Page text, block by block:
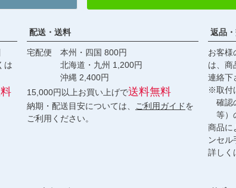
は
配送・送料
宅配便 本州・四国 800円
北海道・九州 1,200円
沖縄 2,400円
15,000円以上お買い上げで送料無料
納期・配送目安については、 ご利用ガイドを
ご利用ください。
返品
お客様
は、商
連絡下
※取付
確認
等）
商品に
ンセル
詳しく